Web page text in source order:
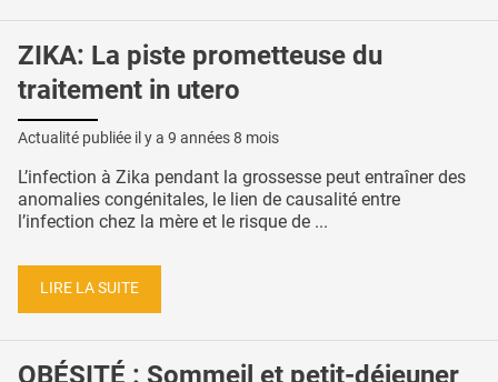
ZIKA: La piste prometteuse du
traitement in utero
Actualité publiée il y a 9 années 8 mois
L’infection à Zika pendant la grossesse peut entraîner des
anomalies congénitales, le lien de causalité entre
l’infection chez la mère et le risque de ...
LIRE LA SUITE
OBÉSITÉ : Sommeil et petit-déjeuner